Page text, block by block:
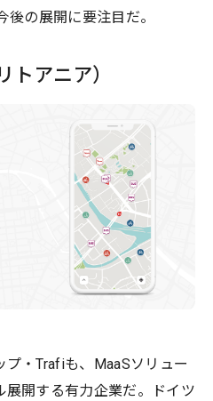
の展開に要注目だ。
トアニア）
・Trafiも、MaaSソリュー
展開する有力企業だ。ドイツ